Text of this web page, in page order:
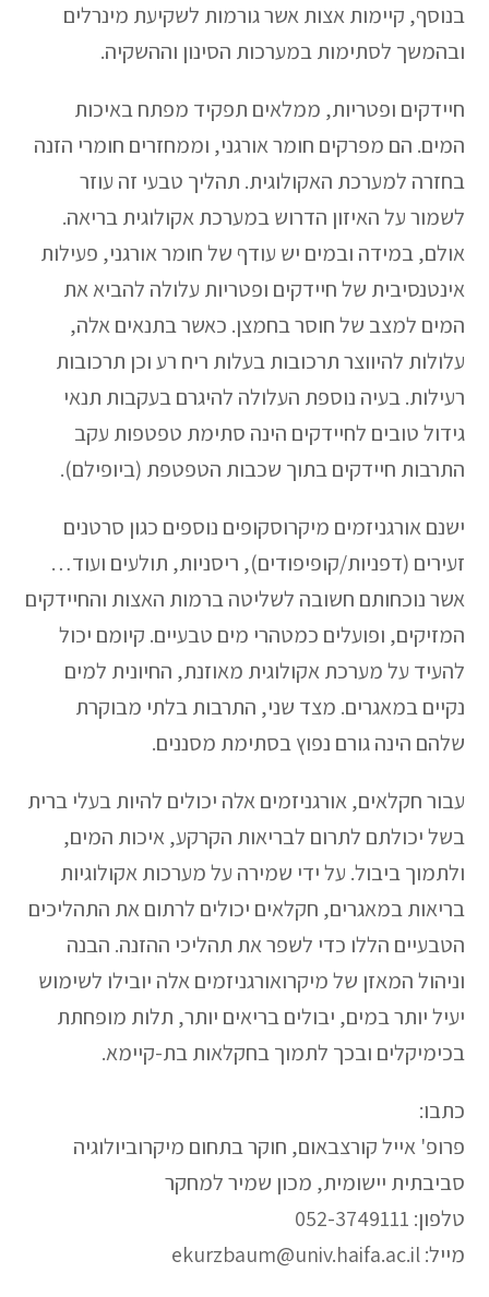
בנוסף, קיימות אצות אשר גורמות לשקיעת מינרלים
ובהמשך לסתימות במערכות הסינון וההשקיה.
חיידקים ופטריות, ממלאים תפקיד מפתח באיכות
המים. הם מפרקים חומר אורגני, וממחזרים חומרי הזנה
בחזרה למערכת האקולוגית. תהליך טבעי זה עוזר
לשמור על האיזון הדרוש במערכת אקולוגית בריאה.
אולם, במידה ובמים יש עודף של חומר אורגני, פעילות
אינטנסיבית של חיידקים ופטריות עלולה להביא את
המים למצב של חוסר בחמצן. כאשר בתנאים אלה,
עלולות להיווצר תרכובות בעלות ריח רע וכן תרכובות
רעילות. בעיה נוספת העלולה להיגרם בעקבות תנאי
גידול טובים לחיידקים הינה סתימת טפטפות עקב
התרבות חיידקים בתוך שכבות הטפטפת (ביופילם).
ישנם אורגניזמים מיקרוסקופים נוספים כגון סרטנים
זעירים (דפניות/קופיפודים), ריסניות, תולעים ועוד…
אשר נוכחותם חשובה לשליטה ברמות האצות והחיידקים
המזיקים, ופועלים כמטהרי מים טבעיים. קיומם יכול
להעיד על מערכת אקולוגית מאוזנת, החיונית למים
נקיים במאגרים. מצד שני, התרבות בלתי מבוקרת
שלהם הינה גורם נפוץ בסתימת מסננים.
עבור חקלאים, אורגניזמים אלה יכולים להיות בעלי ברית
בשל יכולתם לתרום לבריאות הקרקע, איכות המים,
ולתמוך ביבול. על ידי שמירה על מערכות אקולוגיות
בריאות במאגרים, חקלאים יכולים לרתום את התהליכים
הטבעיים הללו כדי לשפר את תהליכי ההזנה. הבנה
וניהול המאזן של מיקרואורגניזמים אלה יובילו לשימוש
יעיל יותר במים, יבולים בריאים יותר, תלות מופחתת
בכימיקלים ובכך לתמוך בחקלאות בת-קיימא.
כתבו:
פרופ' אייל קורצבאום, חוקר בתחום מיקרוביולוגיה
סביבתית יישומית, מכון שמיר למחקר
טלפון: 052-3749111
מייל: ekurzbaum@univ.haifa.ac.il